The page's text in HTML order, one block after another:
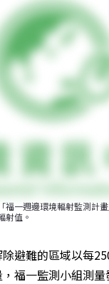
福一週邊環境輻射監測計
射值。
避難的區域以每
福一監測小組測